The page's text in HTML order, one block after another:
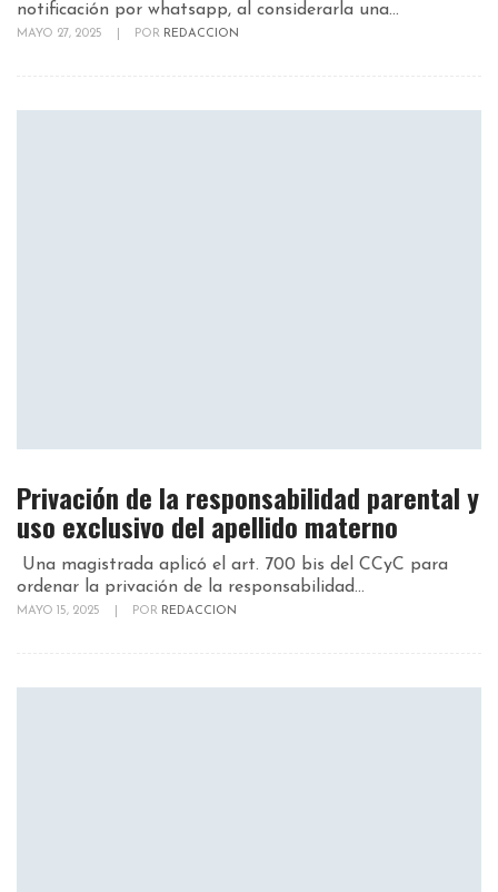
notificación por whatsapp, al considerarla una...
MAYO 27, 2025 POR REDACCION
Privación de la responsabilidad parental y
uso exclusivo del apellido materno
Una magistrada aplicó el art. 700 bis del CCyC para
ordenar la privación de la responsabilidad...
MAYO 15, 2025 POR REDACCION